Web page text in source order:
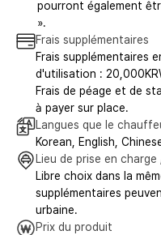
pourront également
».
Frais supplémentaires
Frais supplémentaires
d'utilisation :
Frais de péage et de
à payer sur place.
Langues que le
Korean, English,
Lieu de prise en
Libre choix dans la
supplémentaires
urbaine.
Prix du produit